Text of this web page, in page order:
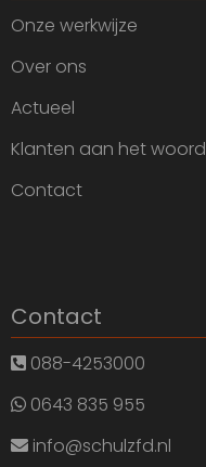
Onze werkwijze
Over ons
Actueel
Klanten aan het woord
Contact
Contact
088-4253000
0643 835 955
info@schulzfd.nl